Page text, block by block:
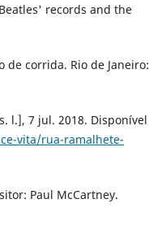
records and the
de corrida. Rio de Janeiro:
l.], 7 jul. 2018. Disponível
vita/rua-ramalhete-
Paul McCartney.